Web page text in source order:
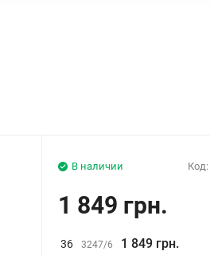
В наличии Код:
1 849 грн.
36 3247/6 1 849 грн.